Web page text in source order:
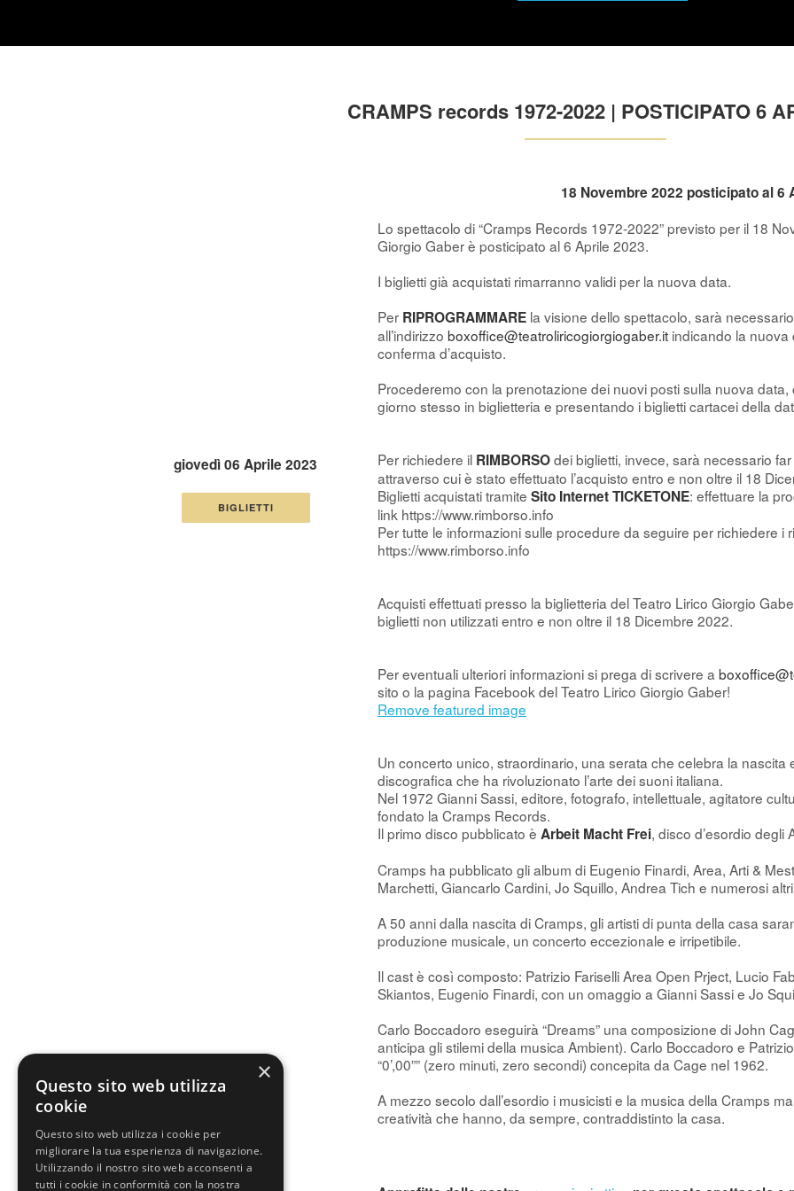
CRAMPS records 1972-2022 | POSTICIPATO 6
giovedì 06 Aprile 2023
BIGLIETTI
18 Novembre 2022 posticipato al 6
Lo spettacolo di “Cramps Records 1972-2022” previsto per il 18
Giorgio Gaber è posticipato al 6 Aprile 2023.
I biglietti già acquistati rimarranno validi per la nuova data.
Per RIPROGRAMMARE la visione dello spettacolo, sarà
all’indirizzo boxoffice@teatroliricogiorgiogaber.it indicando la nuova
conferma d’acquisto.
Procederemo con la prenotazione dei nuovi posti sulla nuova data,
giorno stesso in biglietteria e presentando i biglietti cartacei della
Per richiedere il RIMBORSOdei biglietti, invece, sarà necessario
attraverso cui è stato effettuato l’acquisto entro e non oltre il 18
Biglietti acquistati tramite Sito Internet TICKETONE: effettuare la
link https://www.rimborso.info
Per tutte le informazioni sulle procedure da seguire per richiedere i
https://www.rimborso.info
Acquisti effettuati presso la biglietteria del Teatro Lirico Giorgio
biglietti non utilizzati entro e non oltre il 18 Dicembre 2022.
Per eventuali ulteriori informazioni si prega di scrivere a
sito o la pagina Facebook del Teatro Lirico Giorgio Gaber!
Remove featured image
Un concerto unico, straordinario, una serata che celebra la nascita
discografica che ha rivoluzionato l’arte dei suoni italiana.
Nel 1972 Gianni Sassi, editore, fotografo, intellettuale, agitatore
fondato la Cramps Records.
Il primo disco pubblicato è Arbeit Macht Frei, disco d’esordio degli
Cramps ha pubblicato gli album di Eugenio Finardi, Area, Arti &
Marchetti, Giancarlo Cardini, Jo Squillo, Andrea Tich e numerosi
A 50 anni dalla nascita di Cramps, gli artisti di punta della casa
produzione musicale, un concerto eccezionale e irripetibile.
Il cast è così composto: Patrizio Fariselli Area Open Prject, Lucio
Skiantos, Eugenio Finardi, con un omaggio a Gianni Sassi e Jo
Carlo Boccadoro eseguirà “Dreams” una composizione di John
anticipa gli stilemi della musica Ambient). Carlo Boccadoro e
“0’,00”” (zero minuti, zero secondi) concepita da Cage nel 1962.
A mezzo secolo dall’esordio i musicisti e la musica della Cramps
creatività che hanno, da sempre, contraddistinto la casa.
×
Questo sito web utilizza
cookie
Questo sito web utilizza i cookie per
migliorare la tua esperienza di navigazione.
Utilizzando il nostro sito web acconsenti a
tutti i cookie in conformità con la nostra